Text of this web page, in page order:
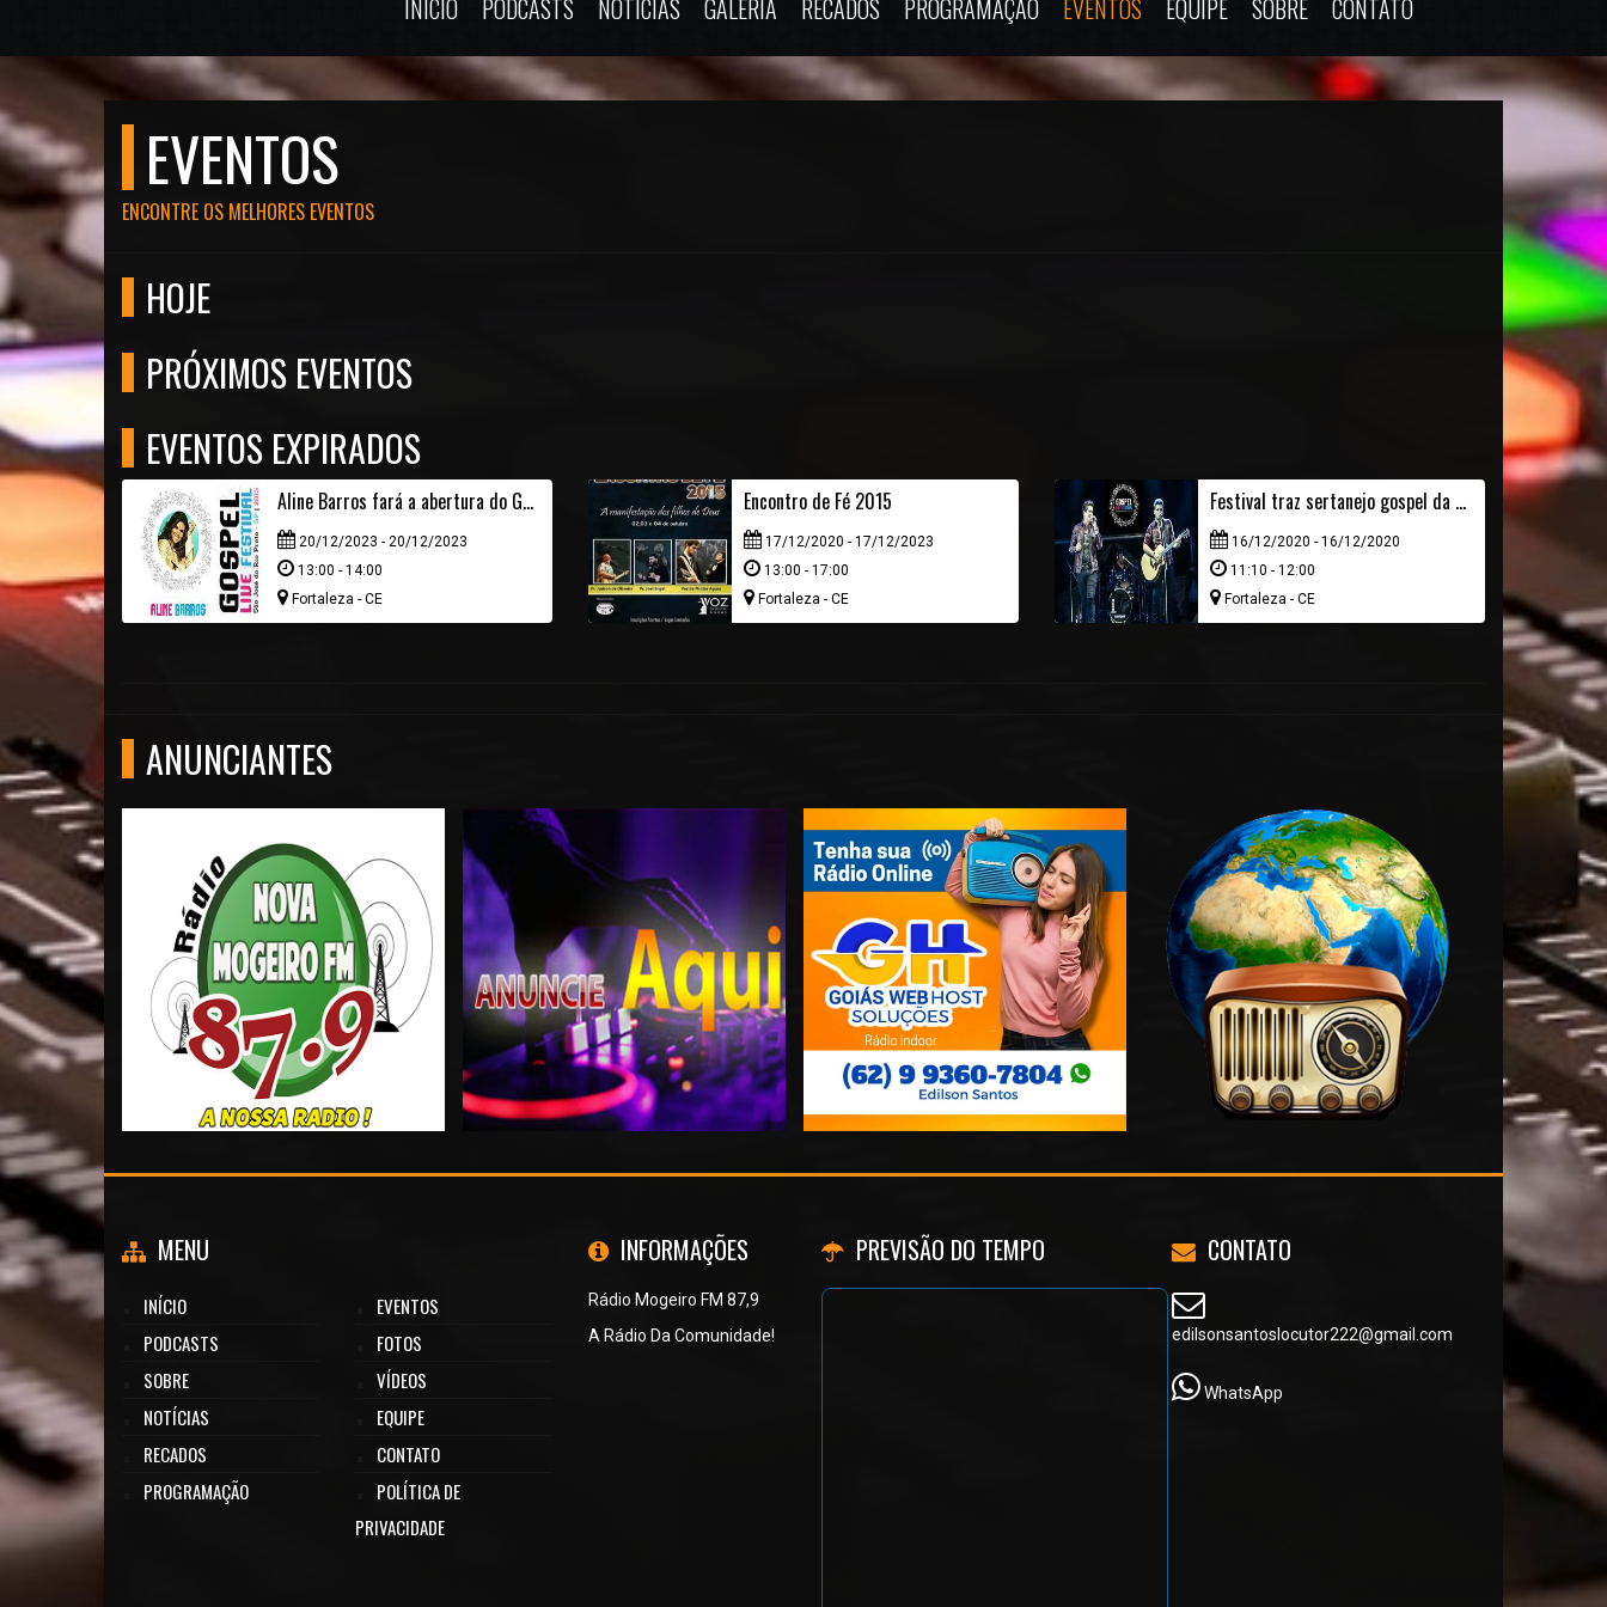
INÍCIO PODCASTS NOTÍCIAS GALERIA RECADOS PROGRAMAÇÃO EVENTOS EQUIPE SOBRE CONTATO
EVENTOS
ENCONTRE OS MELHORES EVENTOS
HOJE
PRÓXIMOS EVENTOS
EVENTOS EXPIRADOS
Aline Barros fará a abertura do Gospel Live Festival
20/12/2023 - 20/12/2023
13:00 - 14:00
Fortaleza - CE
Encontro de Fé 2015
17/12/2020 - 17/12/2023
13:00 - 17:00
Fortaleza - CE
Festival traz sertanejo gospel da dupla André e Felipe
16/12/2020 - 16/12/2020
11:10 - 12:00
Fortaleza - CE
ANUNCIANTES
MENU
INÍCIO
PODCASTS
SOBRE
NOTÍCIAS
RECADOS
PROGRAMAÇÃO
EVENTOS
FOTOS
VÍDEOS
EQUIPE
CONTATO
POLÍTICA DE
PRIVACIDADE
INFORMAÇÕES
Rádio Mogeiro FM 87,9
A Rádio Da Comunidade!
PREVISÃO DO TEMPO CONTATO
edilsonsantoslocutor222@gmail.com
WhatsApp